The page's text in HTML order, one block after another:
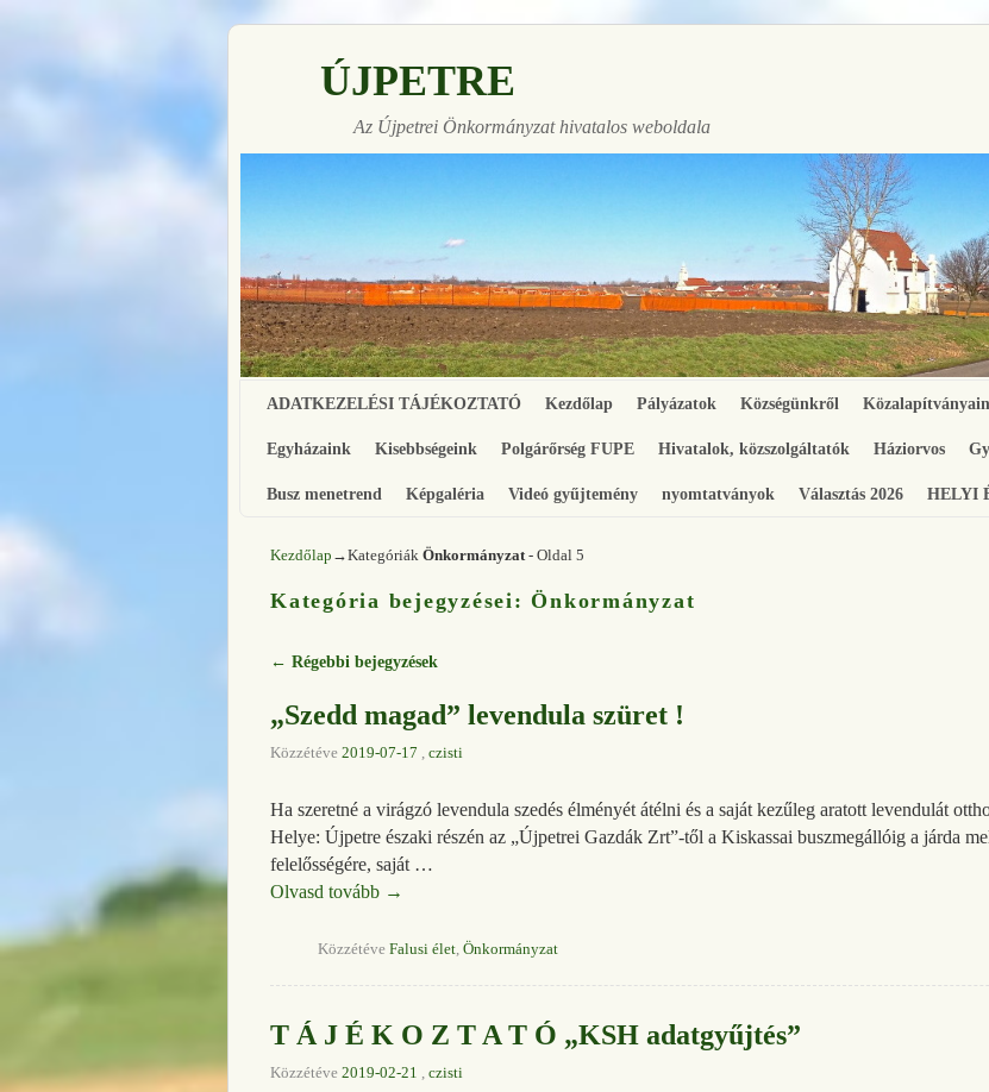
ÚJPETRE
Az Újpetrei Önkormányzat hivatalos weboldala
ADATKEZELÉSI TÁJÉKOZTATÓ Kezdőlap Pályázatok Községünkről
Egyházaink Kisebbségeink Polgárőrség FUPE Hivatalok, közszolgáltatók Háziorvos
Busz menetrend Képgaléria Videó gyűjtemény nyomtatványok Választás 2026 HELYI
Kezdőlap →Kategóriák Önkormányzat - Oldal 5
Kategória bejegyzései: Önkormányzat
Bejegyzés navigáció
← Régebbi bejegyzések
„Szedd magad” levendula szüret !
Közzétéve 2019-07-17 , czisti
Ha szeretné a virágzó levendula szedés élményét átélni és a saját kezűleg aratott levendulát
Helye: Újpetre északi részén az „Újpetrei Gazdák Zrt”-től a Kiskassai buszmegállóig a járda
felelősségére, saját …
Olvasd tovább →
Közzétéve Falusi élet, Önkormányzat
T Á J É K O Z T A T Ó „KSH adatgyűjtés”
Közzétéve 2019-02-21 , czisti